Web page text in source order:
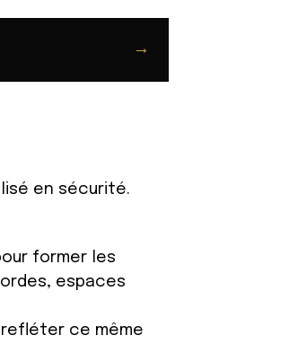
→
en sécurité.
former les
espaces
refléter ce même